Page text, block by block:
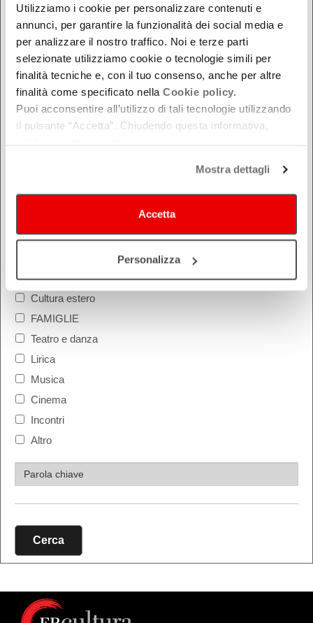
Utilizziamo i cookie per personalizzare contenuti e
annunci, per garantire la funzionalità dei social media e
per analizzare il nostro traffico. Noi e terze parti
selezionate utilizziamo cookie o tecnologie simili per
finalità tecniche e, con il tuo consenso, anche per altre
finalità come specificato nella Cookie policy.
Puoi acconsentire all’utilizzo di tali tecnologie utilizzando
il pulsante “Accetta”. Chiudendo questa informativa,
Mostra dettagli
Accetta
Personalizza
Modena
Parma
Ravenna
Reggio Emilia
Rimini
COSA
Montagna Mia
Cultura estero
FAMIGLIE
Teatro e danza
Lirica
Musica
Cinema
Incontri
Altro
Cerca